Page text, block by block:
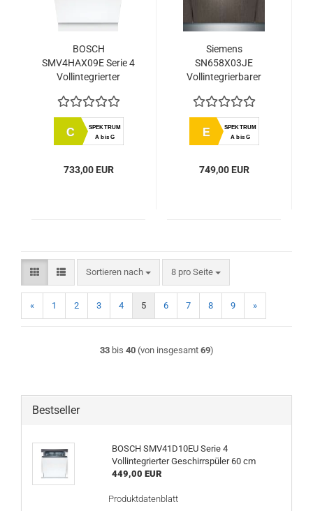
BOSCH
SMV4HAX09E Serie 4
Vollintegrierter
C
SPEKTRUM
A bis G
733,00 EUR
Siemens
SN658X03JE
Vollintegrierbarer
EEK: A++
E
SPEKTRUM
A bis G
749,00 EUR
Sortieren nach
Sortieren nach 8 pro Seite
pro Seite
« 1 2 3 4 5 6 7 8 9 »
33bis 40(von insgesamt 69)
Bestseller
BOSCH SMV41D10EU Serie 4
Vollintegrierter Geschirrspüler 60 cm
449,00 EUR
Produktdatenblatt